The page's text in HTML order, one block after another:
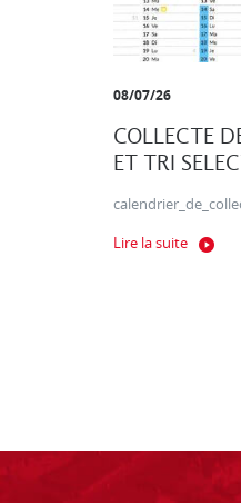
08/07/26
COLLECTE
ET TRI
Lire la suite